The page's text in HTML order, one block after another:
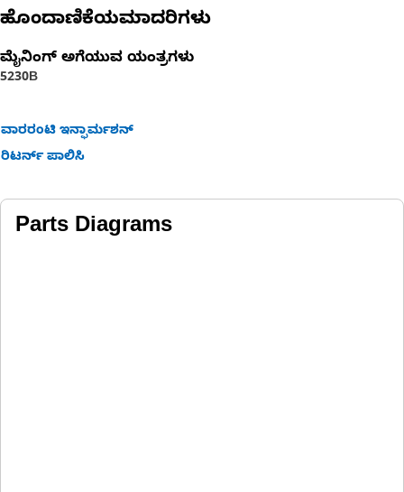
ಹೊಂದಾಣಿಕೆಯಮಾದರಿಗಳು
ಮೈನಿಂಗ್ ಅಗೆಯುವ ಯಂತ್ರಗಳು
5230B
ವಾರರಂಟಿ ಇನ್ಫಾರ್ಮಶನ್
ರಿಟರ್ನ್ ಪಾಲಿಸಿ
Parts Diagrams